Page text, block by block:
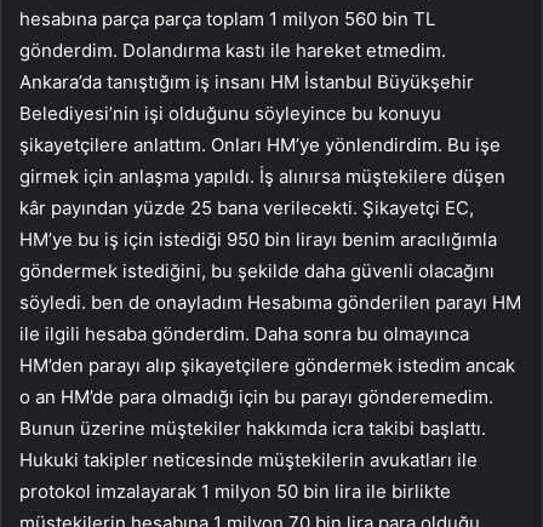
hesabına parça parça toplam 1 milyon 560 bin TL
gönderdim. Dolandırma kastı ile hareket etmedim.
Ankara’da tanıştığım iş insanı HM İstanbul Büyükşehir
Belediyesi’nin işi olduğunu söyleyince bu konuyu
şikayetçilere anlattım. Onları HM’ye yönlendirdim. Bu işe
girmek için anlaşma yapıldı. İş alınırsa müştekilere düşen
kâr payından yüzde 25 bana verilecekti. Şikayetçi EC,
HM’ye bu iş için istediği 950 bin lirayı benim aracılığımla
göndermek istediğini, bu şekilde daha güvenli olacağını
söyledi. ben de onayladım Hesabıma gönderilen parayı HM
ile ilgili hesaba gönderdim. Daha sonra bu olmayınca
HM’den parayı alıp şikayetçilere göndermek istedim ancak
o an HM’de para olmadığı için bu parayı gönderemedim.
Bunun üzerine müştekiler hakkımda icra takibi başlattı.
Hukuki takipler neticesinde müştekilerin avukatları ile
protokol imzalayarak 1 milyon 50 bin lira ile birlikte
müştekilerin hesabına 1 milyon 70 bin lira para olduğu